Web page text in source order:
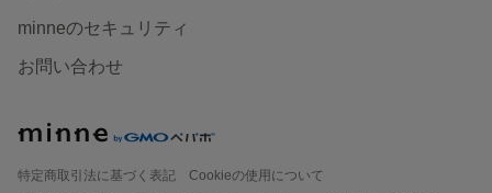
minneのセキュリティ
お問い合わせ
特定商取引法に基づく表記
Cookieの使用について